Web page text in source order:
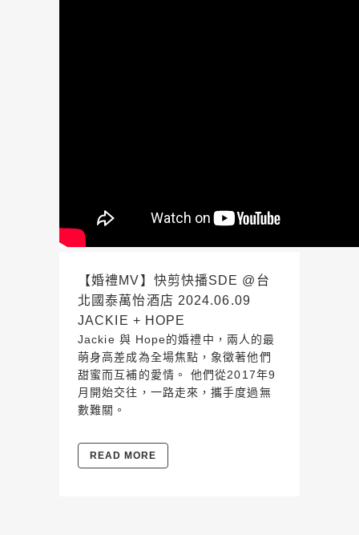
【婚禮MV】快剪快播SDE @台
北國泰萬怡酒店 2024.06.09
JACKIE + HOPE
Jackie 與 Hope的婚禮中，兩人的最
萌身高差成為全場焦點，象徵著他們
甜蜜而互補的愛情。 他們從2017年9
月開始交往，一路走來，攜手度過無
數難關。
READ MORE